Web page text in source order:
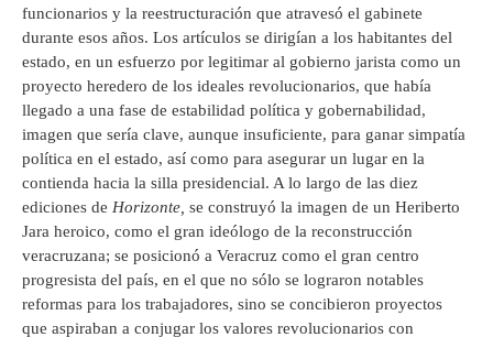
funcionarios y la reestructuración que atravesó el gabinete
durante esos años. Los artículos se dirigían a los habitantes del
estado, en un esfuerzo por legitimar al gobierno jarista como un
proyecto heredero de los ideales revolucionarios, que había
llegado a una fase de estabilidad política y gobernabilidad,
imagen que sería clave, aunque insuficiente, para ganar simpatía
política en el estado, así como para asegurar un lugar en la
contienda hacia la silla presidencial. A lo largo de las diez
ediciones de Horizonte, se construyó la imagen de un Heriberto
Jara heroico, como el gran ideólogo de la reconstrucción
veracruzana; se posicionó a Veracruz como el gran centro
progresista del país, en el que no sólo se lograron notables
reformas para los trabajadores, sino se concibieron proyectos
que aspiraban a conjugar los valores revolucionarios con